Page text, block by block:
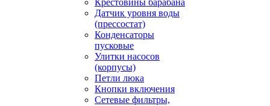
Крестовины барабана
Датчик уровня воды
(прессостат)
Конденсаторы
пусковые
Улитки насосов
(корпусы)
Петли люка
Кнопки включения
Сетевые фильтры,